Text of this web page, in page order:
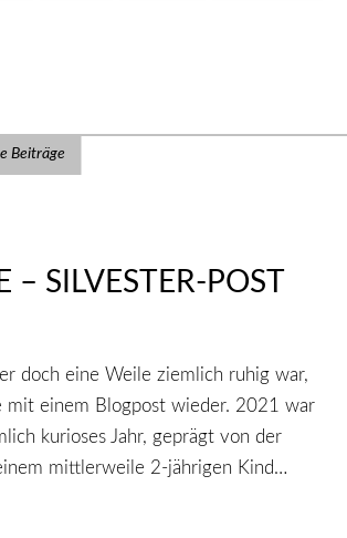
Beiträge
– SILVESTER-POST
doch eine Weile ziemlich ruhig war,
mit einem Blogpost wieder. 2021 war
kurioses Jahr, geprägt von der
mittlerweile 2-jährigen Kind…